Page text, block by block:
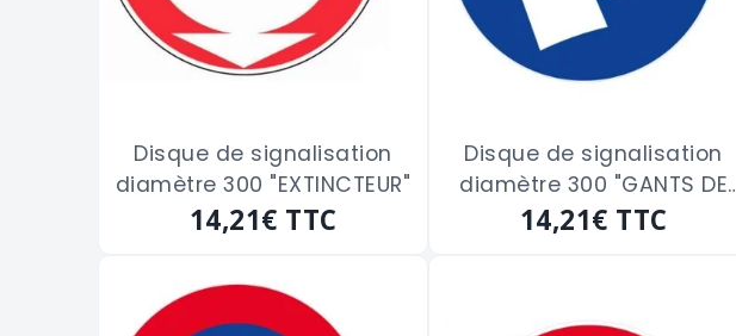
Disque de signalisation
diamètre 300 "EXTINCTEUR"
14,21€ TTC
Disque de signalisation
diamètre 300 "GANTS DE
PROTECTION OBLIGATOIRE"
14,21€ TTC